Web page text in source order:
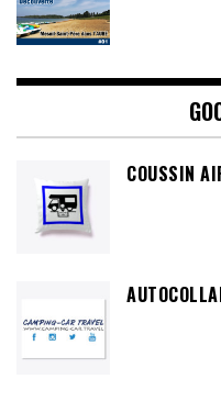
COUSSIN